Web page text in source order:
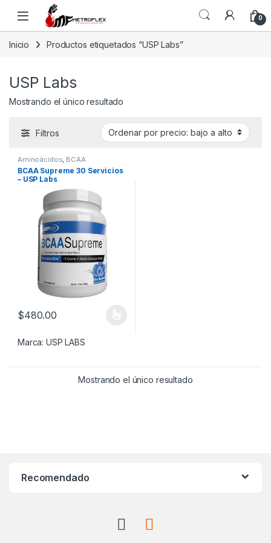
Saltar a la navegación
Saltar al contenido
0
Inicio Productos etiquetados “USP Labs”
USP Labs
Mostrando el único resultado
Filtros
Aminoácidos, BCAA
BCAA Supreme 30 Servicios
– USP Labs
$480.00
Este producto tiene múltiples variantes. Las opciones se
Marca:USP LABS
Mostrando el único resultado
Recomendado